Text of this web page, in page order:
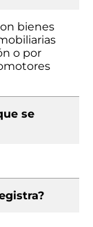
bienes
o por
se